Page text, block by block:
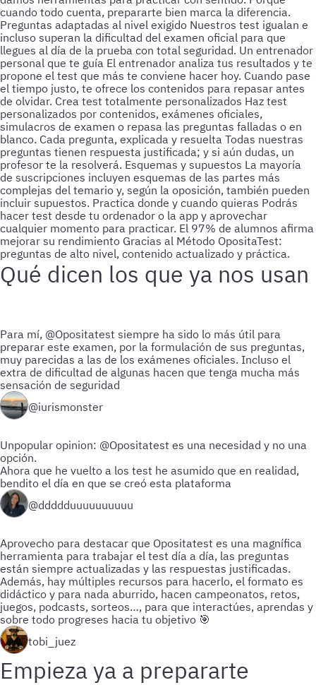
cuando todo cuenta, prepararte bien marca la diferencia.
Preguntas adaptadas al nivel exigido Nuestros test igualan e
incluso superan la dificultad del examen oficial para que
llegues al día de la prueba con total seguridad. Un entrenador
personal que te guía El entrenador analiza tus resultados y te
propone el test que más te conviene hacer hoy. Cuando pase
el tiempo justo, te ofrece los contenidos para repasar antes
de olvidar. Crea test totalmente personalizados Haz test
personalizados por contenidos, exámenes oficiales,
simulacros de examen o repasa las preguntas falladas o en
blanco. Cada pregunta, explicada y resuelta Todas nuestras
preguntas tienen respuesta justificada; y si aún dudas, un
profesor te la resolverá. Esquemas y supuestos La mayoría
de suscripciones incluyen esquemas de las partes más
complejas del temario y, según la oposición, también pueden
incluir supuestos. Practica donde y cuando quieras Podrás
hacer test desde tu ordenador o la app y aprovechar
cualquier momento para practicar. El 97% de alumnos afirma
mejorar su rendimiento Gracias al Método OpositaTest:
preguntas de alto nivel, contenido actualizado y práctica.
Qué dicen los que ya nos usan
Para mí, @Opositatest siempre ha sido lo más útil para
preparar este examen, por la formulación de sus preguntas,
muy parecidas a las de los exámenes oficiales. Incluso el
extra de dificultad de algunas hacen que tenga mucha más
sensación de seguridad
@iurismonster
Unpopular opinion: @Opositatest es una necesidad y no una
opción.
Ahora que he vuelto a los test he asumido que en realidad,
bendito el día en que se creó esta plataforma
@ddddduuuuuuuuuu
Aprovecho para destacar que Opositatest es una magnífica
herramienta para trabajar el test día a día, las preguntas
están siempre actualizadas y las respuestas justificadas.
Además, hay múltiples recursos para hacerlo, el formato es
didáctico y para nada aburrido, hacen campeonatos, retos,
juegos, podcasts, sorteos…, para que interactúes, aprendas y
sobre todo progreses hacia tu objetivo 🎯
tobi_juez
Empieza ya a prepararte